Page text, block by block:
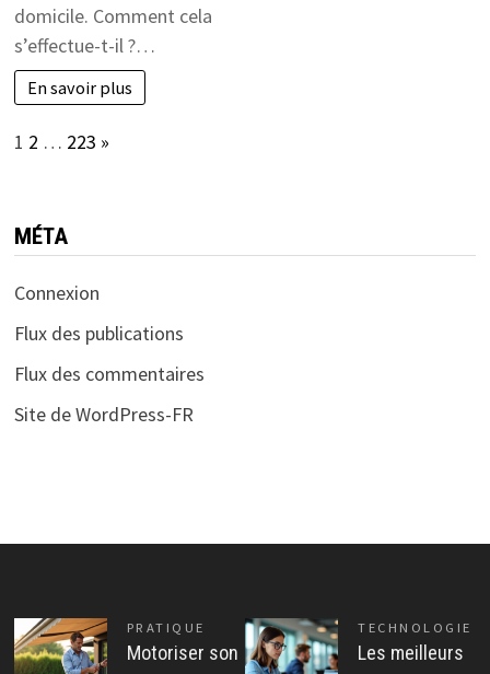
domicile. Comment cela
s’effectue-t-il ?…
En savoir plus
Page:
1 2 … 223 Next
»
MÉTA
Connexion
Flux des publications
Flux des commentaires
Site de WordPress-FR
PRATIQUE
Motoriser son
TECHNOLOGIE
Les meilleurs